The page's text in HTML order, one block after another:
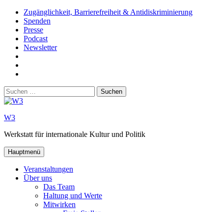
Zum
Inhalt
springen
Zugänglichkeit, Barrierefreiheit & Antidiskriminierung
Spenden
Presse
Podcast
Newsletter
Youtube
Suchen
nach:
W3
Werkstatt für internationale Kultur und Politik
Hauptmenü
Veranstaltungen
Über uns
Das Team
Haltung und Werte
Mitwirken